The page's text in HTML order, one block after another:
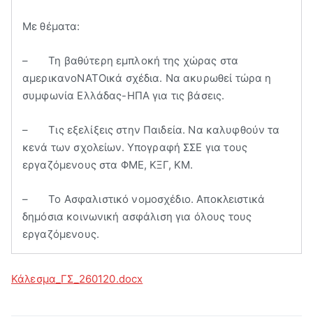
Με θέματα:
– Τη βαθύτερη εμπλοκή της χώρας στα
αμερικανοΝΑΤΟικά σχέδια. Να ακυρωθεί τώρα η
συμφωνία Ελλάδας-ΗΠΑ για τις βάσεις.
– Τις εξελίξεις στην Παιδεία. Να καλυφθούν τα
κενά των σχολείων. Υπογραφή ΣΣΕ για τους
εργαζόμενους στα ΦΜΕ, ΚΞΓ, ΚΜ.
– Το Ασφαλιστικό νομοσχέδιο. Αποκλειστικά
δημόσια κοινωνική ασφάλιση για όλους τους
εργαζόμενους.
Κάλεσμα_ΓΣ_260120.docx